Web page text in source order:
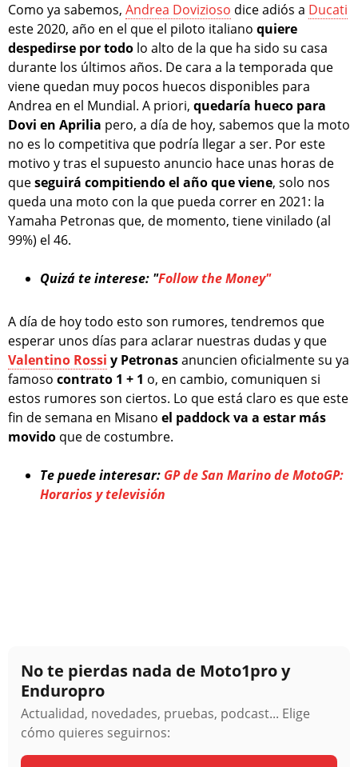
Como ya sabemos, Andrea Dovizioso dice adiós a Ducati
este 2020, año en el que el piloto italiano quiere
despedirse por todo lo alto de la que ha sido su casa
durante los últimos años. De cara a la temporada que
viene quedan muy pocos huecos disponibles para
Andrea en el Mundial. A priori, quedaría hueco para
Dovi en Aprilia pero, a día de hoy, sabemos que la moto
no es lo competitiva que podría llegar a ser. Por este
motivo y tras el supuesto anuncio hace unas horas de
queseguirá compitiendo el año que viene, solo nos
queda una moto con la que pueda correr en 2021: la
Yamaha Petronas que, de momento, tiene vinilado (al
99%) el 46.
Quizá te interese: "Follow the Money"
A día de hoy todo esto son rumores, tendremos que
esperar unos días para aclarar nuestras dudas y que
Valentino Rossi y Petronasanuncien oficialmente su ya
famoso contrato 1 + 1 o, en cambio, comuniquen si
estos rumores son ciertos. Lo que está claro es que este
fin de semana en Misano el paddock va a estar más
movido que de costumbre.
Te puede interesar: GP de San Marino de MotoGP:
Horarios y televisión
No te pierdas nada de Moto1pro y
Enduropro
Actualidad, novedades, pruebas, podcast... Elige
cómo quieres seguirnos: